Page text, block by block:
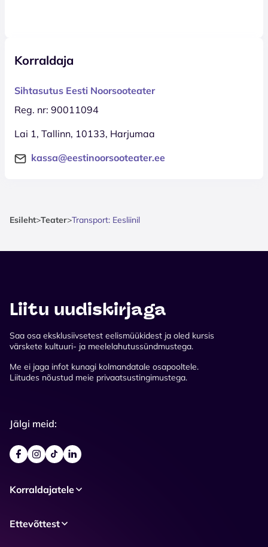
Korraldaja
Sihtasutus Eesti Noorsooteater
Reg. nr: 90011094
Lai 1, Tallinn, 10133, Harjumaa
kassa@eestinoorsooteater.ee
Esileht>Teater>Transport: Eesliinil
Liitu uudiskirjaga
Saa osa eksklusiivsetest eelismüükidest ja oled kursis
värskete kultuuri- ja meelelahutussündmustega.
Me ei jaga infot kunagi kolmandatale osapooltele.
Liitudes nõustud meie privaatsustingimustega.
Jälgi meid:
Korraldajatele
Ettevõttest